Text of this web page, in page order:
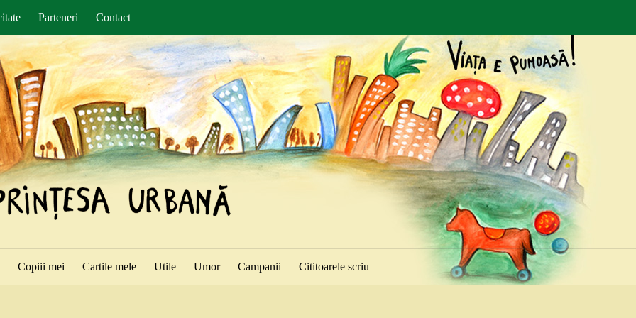
Parteneri Contact
Copiii mei Cartile mele Utile Umor Campanii Cititoarele scriu